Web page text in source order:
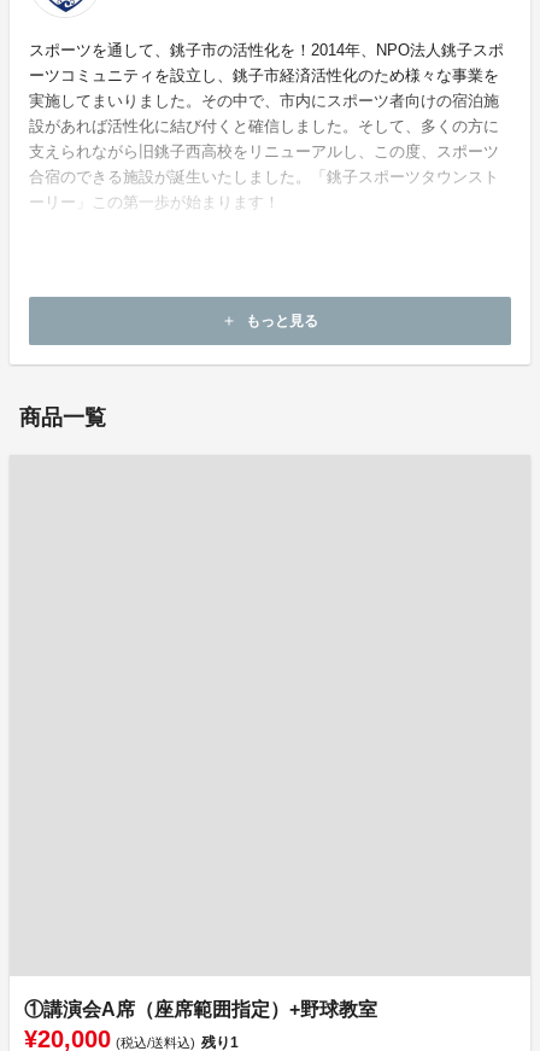
スポーツを通して、銚子市の活性化を！2014年、NPO法人銚子スポ
ーツコミュニティを設立し、銚子市経済活性化のため様々な事業を
実施してまいりました。その中で、市内にスポーツ者向けの宿泊施
設があれば活性化に結び付くと確信しました。そして、多くの方に
支えられながら旧銚子西高校をリニューアルし、この度、スポーツ
合宿のできる施設が誕生いたしました。「銚子スポーツタウンスト
ーリー」この第一歩が始まります！
add もっと見る
商品一覧
①講演会A席（座席範囲指定）+野球教室
¥20,000 (税込/送料込) 残り1